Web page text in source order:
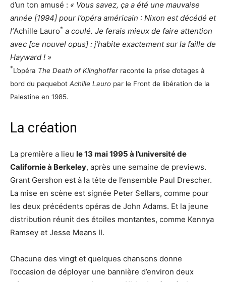
d’un ton amusé : « Vous savez, ça a été une mauvaise
année [1994] pour l’opéra américain : Nixon est décédé et
l’Achille Lauro* a coulé. Je ferais mieux de faire attention
avec [ce nouvel opus] : j’habite exactement sur la faille de
Hayward ! »
*L’opéra The Death of Klinghofferraconte la prise d’otages à
bord du paquebot Achille Lauro par le Front de libération de la
Palestine en 1985.
La création
La première a lieu le 13 mai 1995 à l’université de
Californie à Berkeley, après une semaine de previews.
Grant Gershon est à la tête de l’ensemble Paul Drescher.
La mise en scène est signée Peter Sellars, comme pour
les deux précédents opéras de John Adams. Et la jeune
distribution réunit des étoiles montantes, comme Kennya
Ramsey et Jesse Means II.
Chacune des vingt et quelques chansons donne
l’occasion de déployer une bannière d’environ deux